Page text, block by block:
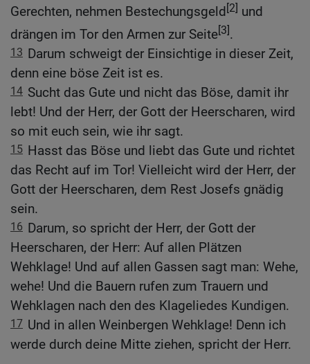
Gerechten, nehmen Bestechungsgeld[2] und
drängen im Tor den Armen zur Seite[3].
13 Darum schweigt der Einsichtige in dieser Zeit,
denn eine böse Zeit ist es.
14 Sucht das Gute und nicht das Böse, damit ihr
lebt! Und der Herr, der Gott der Heerscharen, wird
so mit euch sein, wie ihr sagt.
15 Hasst das Böse und liebt das Gute und richtet
das Recht auf im Tor! Vielleicht wird der Herr, der
Gott der Heerscharen, dem Rest Josefs gnädig
sein.
16 Darum, so spricht der Herr, der Gott der
Heerscharen, der Herr: Auf allen Plätzen
Wehklage! Und auf allen Gassen sagt man: Wehe,
wehe! Und die Bauern rufen zum Trauern und
Wehklagen nach den des Klageliedes Kundigen.
17 Und in allen Weinbergen Wehklage! Denn ich
werde durch deine Mitte ziehen, spricht der Herr.